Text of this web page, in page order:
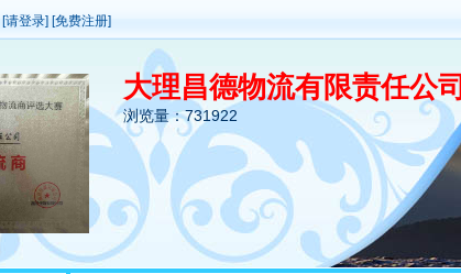
[请登录] [免费注册]
大理昌德物流有限责任公司
浏览量：731922